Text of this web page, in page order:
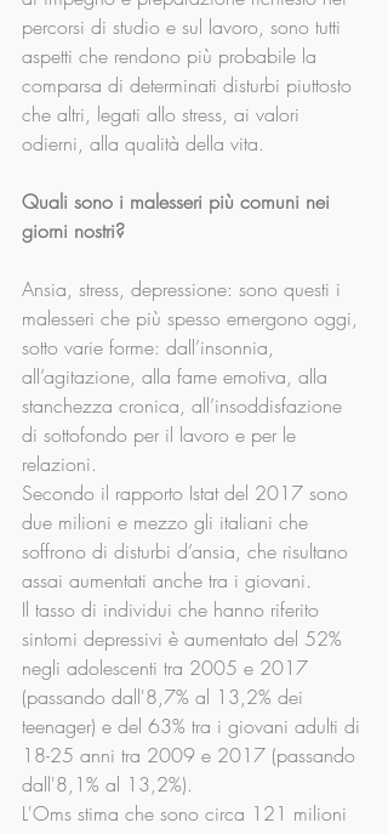
percorsi di studio e sul lavoro, sono tutti
aspetti che rendono più probabile la
comparsa di determinati disturbi piuttosto
che altri, legati allo stress, ai valori
odierni, alla qualità della vita.
Quali sono i malesseri più comuni nei
giorni nostri?
Ansia, stress, depressione: sono questi i
malesseri che più spesso emergono oggi,
sotto varie forme: dall’insonnia,
all’agitazione, alla fame emotiva, alla
stanchezza cronica, all’insoddisfazione
di sottofondo per il lavoro e per le
relazioni.
Secondo il rapporto Istat del 2017 sono
due milioni e mezzo gli italiani che
soffrono di disturbi d’ansia, che risultano
assai aumentati anche tra i giovani.
Il tasso di individui che hanno riferito
sintomi depressivi è aumentato del 52%
negli adolescenti tra 2005 e 2017
(passando dall'8,7% al 13,2% dei
teenager) e del 63% tra i giovani adulti di
18-25 anni tra 2009 e 2017 (passando
dall'8,1% al 13,2%).
L'Oms stima che sono circa 121 milioni